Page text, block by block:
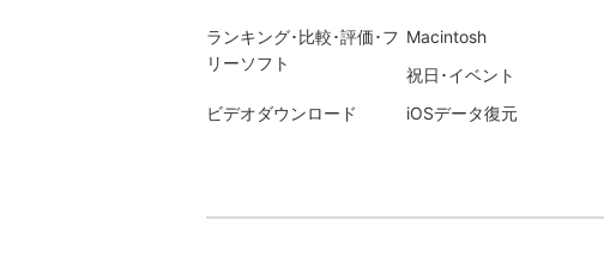
ランキング･比較･評価･フ
リーソフト
Macintosh
祝日･イベント
ビデオダウンロード
iOSデータ復元